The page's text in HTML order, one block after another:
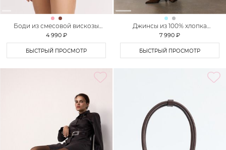
Боди из смесовой вискозы
TOPTOP
4 990 ₽
БЫСТРЫЙ ПРОСМОТР
Джинсы из 100% хлопка
TOPTOP
7 990 ₽
БЫСТРЫЙ ПРОСМОТР